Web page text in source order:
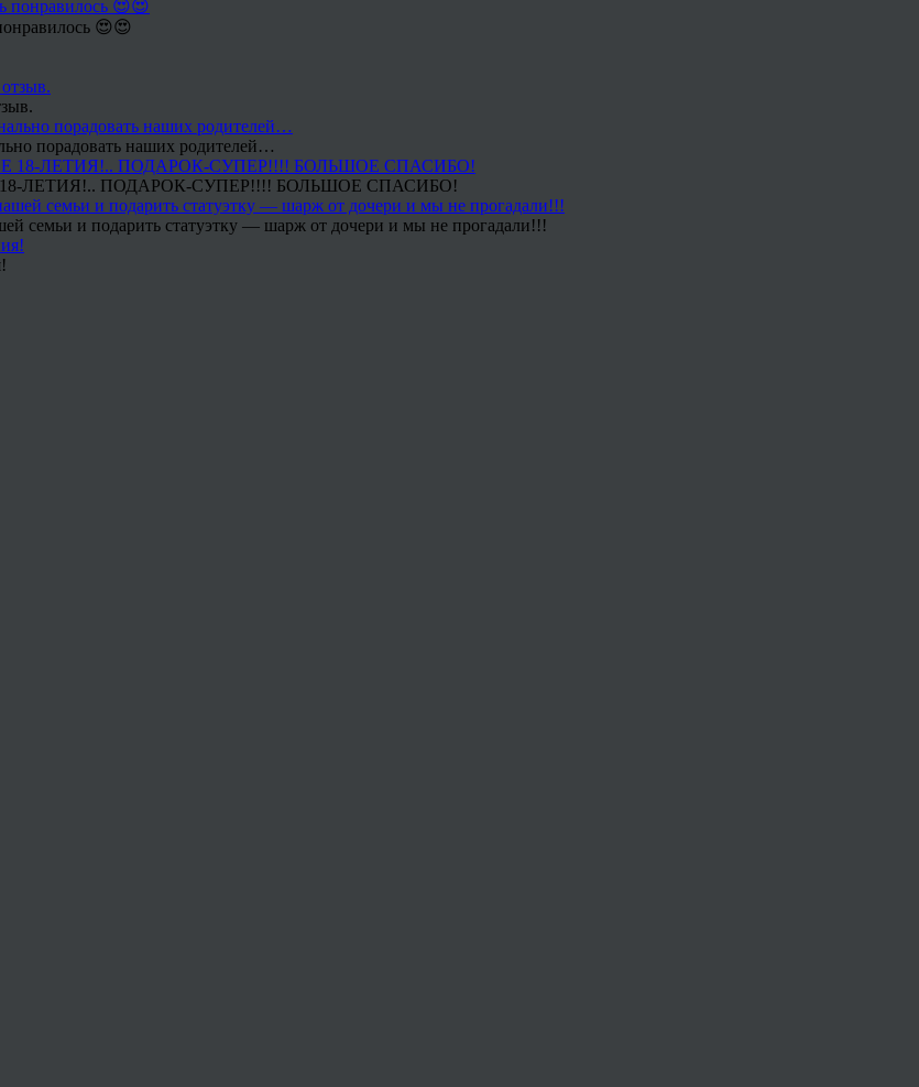
😍😍
порадовать наших родителей…
ЛЕТИЯ!.. ПОДАРОК-СУПЕР!!!! БОЛЬШОЕ СПАСИБО!
семьи и подарить статуэтку — шарж от дочери и мы не прогадали!!!